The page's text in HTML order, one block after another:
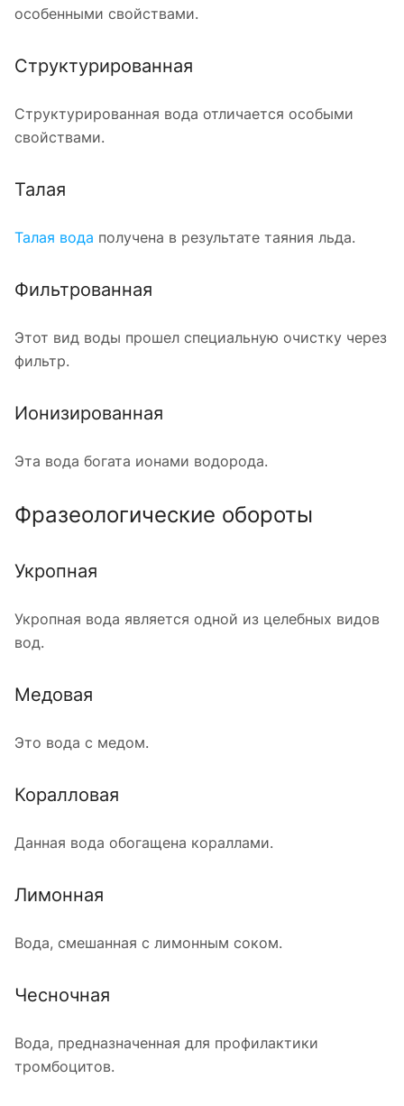
особенными свойствами.
Структурированная
Структурированная вода отличается особыми
свойствами.
Талая
Талая вода получена в результате таяния льда.
Фильтрованная
Этот вид воды прошел специальную очистку через
фильтр.
Ионизированная
Эта вода богата ионами водорода.
Фразеологические обороты
Укропная
Укропная вода является одной из целебных видов
вод.
Медовая
Это вода с медом.
Коралловая
Данная вода обогащена кораллами.
Лимонная
Вода, смешанная с лимонным соком.
Чесночная
Вода, предназначенная для профилактики
тромбоцитов.